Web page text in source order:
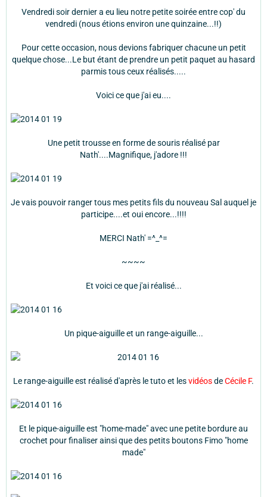
Vendredi soir dernier a eu lieu notre petite soirée entre cop' du
vendredi (nous étions environ une quinzaine...!!)
Pour cette occasion, nous devions fabriquer chacune un petit
quelque chose...Le but étant de prendre un petit paquet au hasard
parmis tous ceux réalisés.....
Voici ce que j'ai eu....
Une petit trousse en forme de souris réalisé par
Nath'....Magnifique, j'adore !!!
Je vais pouvoir ranger tous mes petits fils du nouveau Sal auquel je
participe....et oui encore...!!!!
MERCI Nath' =^_^=
~~~~
Et voici ce que j'ai réalisé...
Un pique-aiguille et un range-aiguille...
Le range-aiguille est réalisé d'après le tuto et lesvidéosdeCécile F.
Et le pique-aiguille est "home-made" avec une petite bordure au
crochet pour finaliser ainsi que des petits boutons Fimo "home
made"